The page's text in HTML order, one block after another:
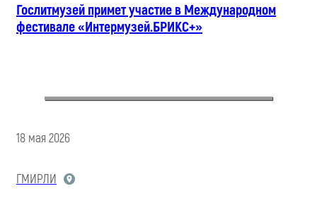
Гослитмузей примет участие в Международном
фестивале «Интермузей.БРИКС+»
18 мая 2026
ГМИРЛИ